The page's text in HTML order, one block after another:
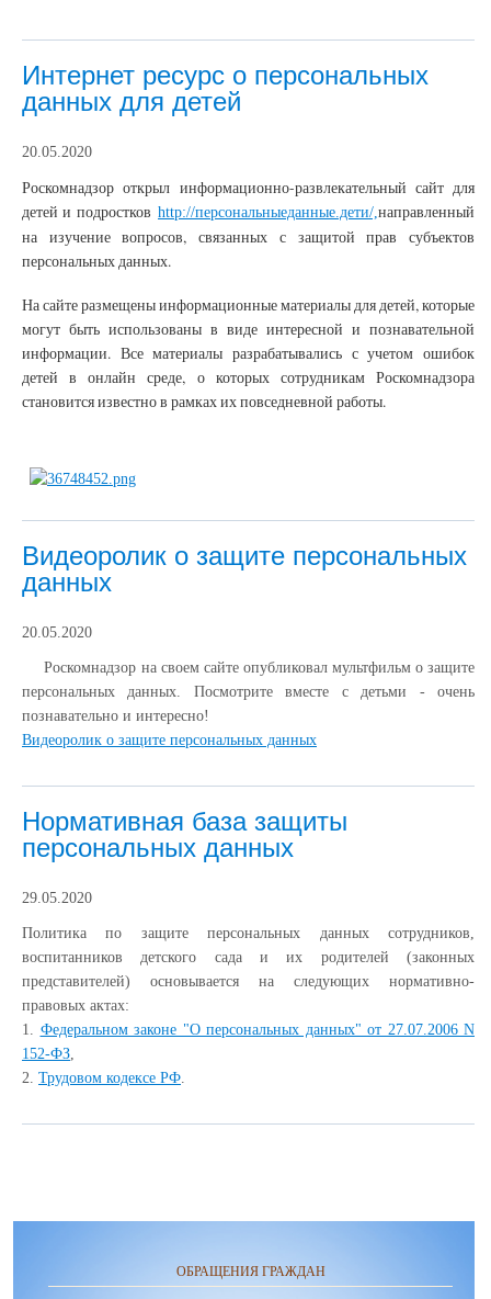
Интернет ресурс о персональных
данных для детей
20.05.2020
Роскомнадзор открыл информационно-развлекательный сайт для
детей и подростков http://персональныеданные.дети/, направленный
на изучение вопросов, связанных с защитой прав субъектов
персональных данных.
На сайте размещены информационные материалы для детей, которые
могут быть использованы в виде интересной и познавательной
информации. Все материалы разрабатывались с учетом ошибок
детей в онлайн среде, о которых сотрудникам Роскомнадзора
становится известно в рамках их повседневной работы.
Видеоролик о защите персональных
данных
20.05.2020
Роскомнадзор на своем сайте опубликовал мультфильм о защите
персональных данных. Посмотрите вместе с детьми - очень
познавательно и интересно!
Видеоролик о защите персональных данных
Нормативная база защиты
персональных данных
29.05.2020
Политика по защите персональных данных сотрудников,
воспитанников детского сада и их родителей (законных
представителей) основывается на следующих нормативно-
правовых актах:
1. Федеральном законе "О персональных данных" от 27.07.2006 N
152-ФЗ
2. Трудовом кодексе РФ
ОБРАЩЕНИЯ ГРАЖДАН